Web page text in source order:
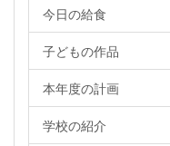
今日の給食
子どもの作品
本年度の計画
学校の紹介